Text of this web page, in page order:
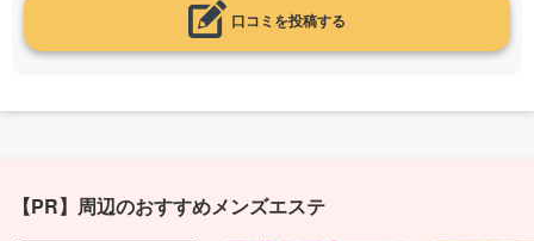
口コミを投稿する
【PR】周辺のおすすめメンズエステ